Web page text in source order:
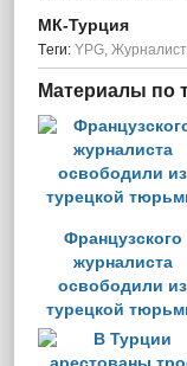
МК-Турция
Tеги: YPG, Журналист
Материалы по
Французского
журналиста
освободили из
турецкой